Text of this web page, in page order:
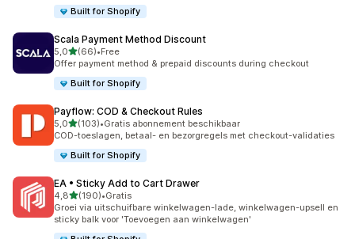
Built for Shopify
Scala Payment Method Discount
5,0van 5 sterren
(66)
66 recensies in totaal
•Free
Offer payment method & prepaid discounts during checkout
Built for Shopify
Payflow: COD & Checkout Rules
5,0van 5 sterren
(103)
103 recensies in totaal
•Gratis abonnement beschikbaar
COD-toeslagen, betaal- en bezorgregels met checkout-validaties
Built for Shopify
EA • Sticky Add to Cart Drawer
4,8van 5 sterren
(190)
190 recensies in totaal
•Gratis
Groei via uitschuifbare winkelwagen-lade, winkelwagen-upsell en
sticky balk voor 'Toevoegen aan winkelwagen'